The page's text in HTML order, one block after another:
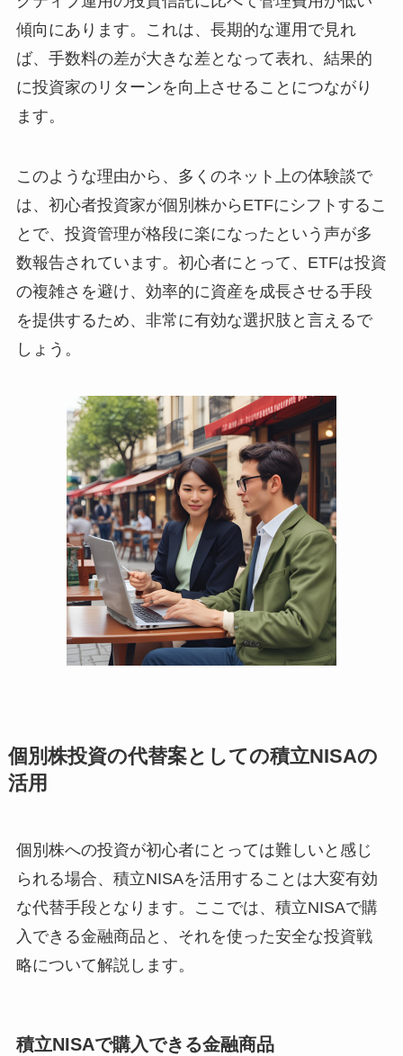
傾向にあります。これは、長期的な運用で見れ
ば、手数料の差が大きな差となって表れ、結果的
に投資家のリターンを向上させることにつながり
ます。
このような理由から、多くのネット上の体験談で
は、初心者投資家が個別株からETFにシフトするこ
とで、投資管理が格段に楽になったという声が多
数報告されています。初心者にとって、ETFは投資
の複雑さを避け、効率的に資産を成長させる手段
を提供するため、非常に有効な選択肢と言えるで
しょう。
個別株投資の代替案としての積立NISAの
活用
個別株への投資が初心者にとっては難しいと感じ
られる場合、積立NISAを活用することは大変有効
な代替手段となります。ここでは、積立NISAで購
入できる金融商品と、それを使った安全な投資戦
略について解説します。
積立NISAで購入できる金融商品